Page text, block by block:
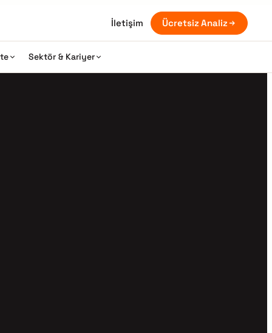
İletişim Ücretsiz Analiz
Sektör & Kariyer